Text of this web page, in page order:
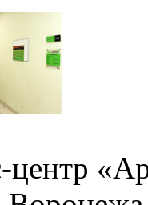
центр